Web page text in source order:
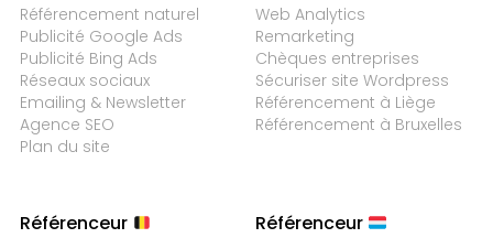
Référencement naturel
Publicité Google Ads
Publicité Bing Ads
Réseaux sociaux
Emailing & Newsletter
Agence SEO
Plan du site
Web Analytics
Remarketing
Chèques entreprises
Sécuriser site Wordpress
Référencement à Liège
Référencement à Bruxelles
Référenceur Référenceur